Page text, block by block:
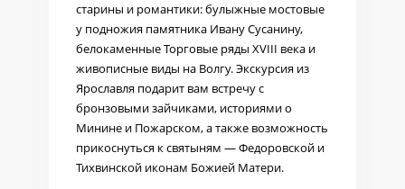
старины и романтики: булыжные мостовые
у подножия памятника Ивану Сусанину,
белокаменные Торговые ряды XVIII века и
живописные виды на Волгу. Экскурсия из
Ярославля подарит вам встречу с
бронзовыми зайчиками, историями о
Минине и Пожарском, а также возможность
прикоснуться к святыням — Федоровской и
Тихвинской иконам Божией Матери.